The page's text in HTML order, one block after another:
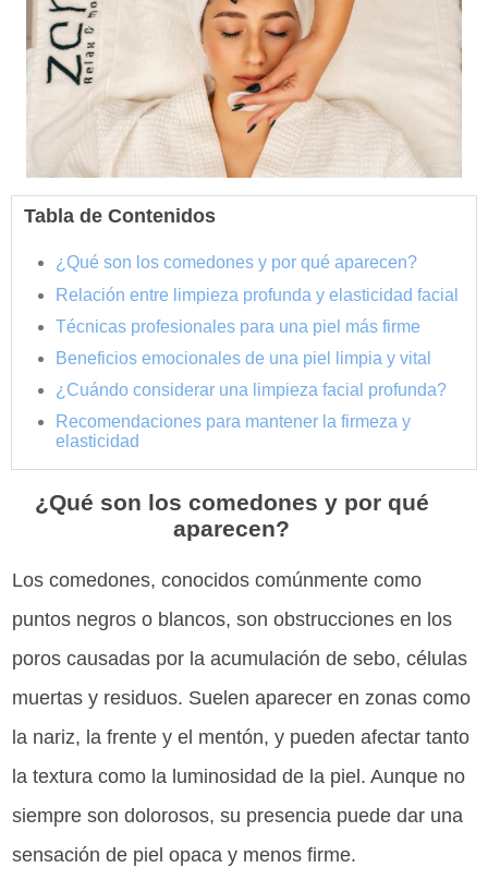
Tabla de Contenidos
¿Qué son los comedones y por qué aparecen?
Relación entre limpieza profunda y elasticidad facial
Técnicas profesionales para una piel más firme
Beneficios emocionales de una piel limpia y vital
¿Cuándo considerar una limpieza facial profunda?
Recomendaciones para mantener la firmeza y
elasticidad
¿Qué son los comedones y por qué
aparecen?
Los comedones, conocidos comúnmente como
puntos negros o blancos, son obstrucciones en los
poros causadas por la acumulación de sebo, células
muertas y residuos. Suelen aparecer en zonas como
la nariz, la frente y el mentón, y pueden afectar tanto
la textura como la luminosidad de la piel. Aunque no
siempre son dolorosos, su presencia puede dar una
sensación de piel opaca y menos firme.